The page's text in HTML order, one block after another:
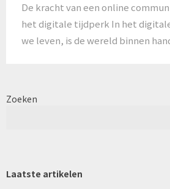
De kracht van een online
het digitale tijdperk In het
we leven, is de wereld binnen
Zoeken
Laatste artikelen